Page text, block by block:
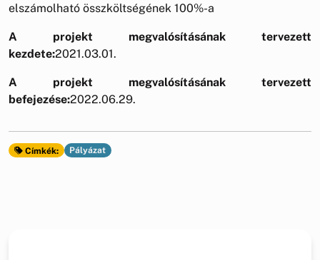
elszámolható összköltségének 100%-a
A projekt megvalósításának tervezett
kezdete:2021.03.01.
A projekt megvalósításának tervezett
befejezése:2022.06.29.
Címkék: Pályázat